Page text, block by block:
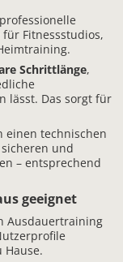
Fitnessstudios,
Schrittlänge,
lässt. Das sorgt für
einen technischen
und
– entsprechend
geeignet
Ausdauertraining
Hause.